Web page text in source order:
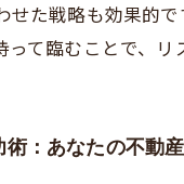
せた戦略も効果的
て臨むことで、
：あなたの不動